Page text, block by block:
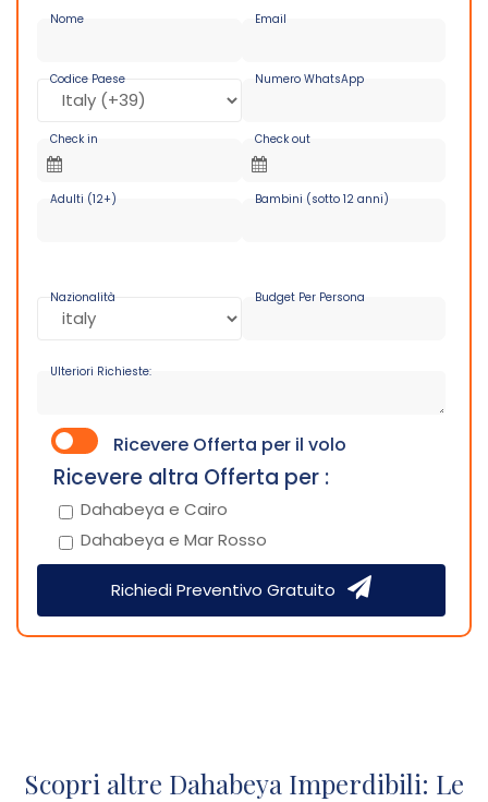
Nome Email
Codice Paese Numero WhatsApp
Check in Check out
Adulti (12+) Bambini (sotto 12 anni)
Nazionalità Budget Per Persona
Ulteriori Richieste:
Ricevere Offerta per il volo
Ricevere altra Offerta per :
Dahabeya e Cairo
Dahabeya e Mar Rosso
Richiedi Preventivo Gratuito
Scopri altre Dahabeya Imperdibili: Le